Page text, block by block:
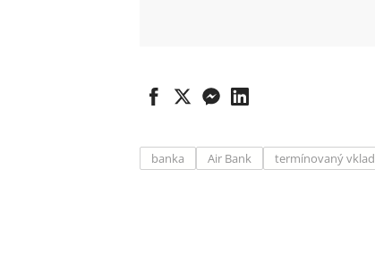
banka Air Bank termínovaný vklad